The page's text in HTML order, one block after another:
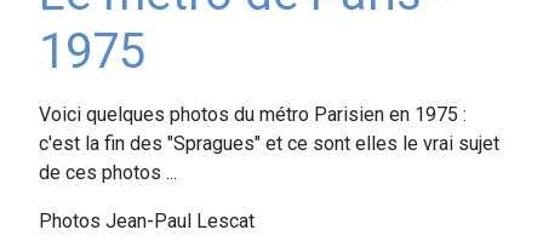
1975
Voici quelques photos du métro Parisien en 1975 :
c'est la fin des "Spragues" et ce sont elles le vrai sujet
de ces photos ...
Photos Jean-Paul Lescat